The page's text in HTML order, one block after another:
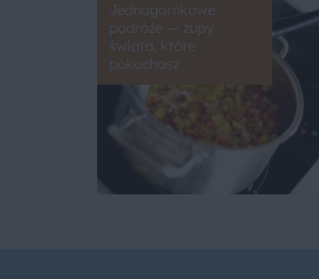
Jednogarnkowe
podróże — zupy
świata, które
pokochasz